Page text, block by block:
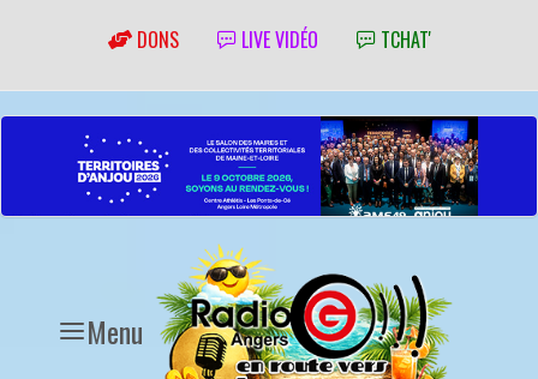
DONS LIVE VIDÉO TCHAT'
Menu